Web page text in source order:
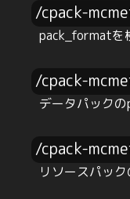
/cpack-
pack_formatを
/cpack-
データパック
/cpack-
リソースパッ